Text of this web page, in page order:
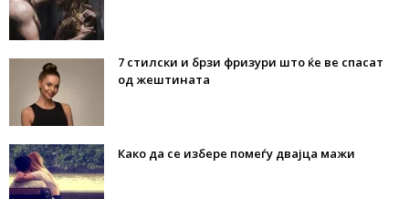
7 стилски и брзи фризури што ќе ве спасат
од жештината
Како да се избере помеѓу двајца мажи